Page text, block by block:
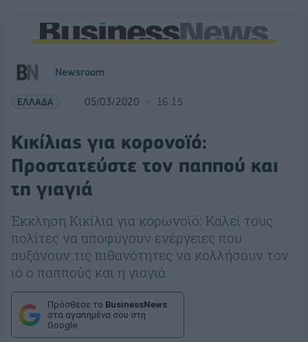
Newsroom
ΕΛΛΑΔΑ 05/03/2020 16:15
Κικίλιας για κορονοϊό:
Προστατεύστε τον παππού και
τη γιαγιά
Έκκληση Κικίλια για κορωνοϊό: Καλεί τους
πολίτες να αποφύγουν ενέργειες που
αυξάνουν τις πιθανότητες να κολλήσουν τον
ιό ο παππούς και η γιαγιά.
Πρόσθεσε το BusinessNews
στα αγαπημένα σου στη
Google